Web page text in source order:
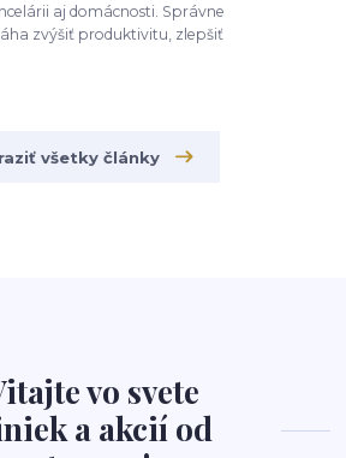
aj domácnosti. Správne
zvýšiť produktivitu, zlepšiť
všetky články
vo svete
a akcií od